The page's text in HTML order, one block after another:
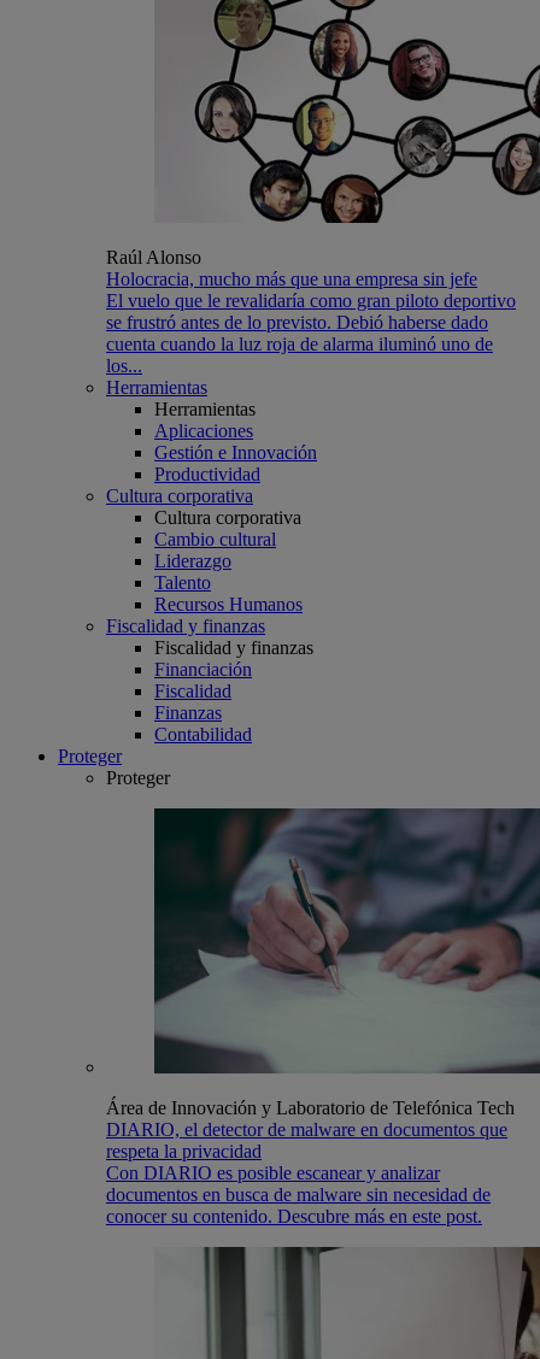
Raúl Alonso
Holocracia, mucho más que una empresa sin jefe
El vuelo que le revalidaría como gran piloto deportivo
se frustró antes de lo previsto. Debió haberse dado
cuenta cuando la luz roja de alarma iluminó uno de
los...
Herramientas
Herramientas
Aplicaciones
Gestión e Innovación
Productividad
Cultura corporativa
Cultura corporativa
Cambio cultural
Liderazgo
Talento
Recursos Humanos
Fiscalidad y finanzas
Fiscalidad y finanzas
Financiación
Fiscalidad
Finanzas
Contabilidad
Proteger
Proteger
Área de Innovación y Laboratorio de Telefónica Tech
DIARIO, el detector de malware en documentos que
respeta la privacidad
Con DIARIO es posible escanear y analizar
documentos en busca de malware sin necesidad de
conocer su contenido. Descubre más en este post.